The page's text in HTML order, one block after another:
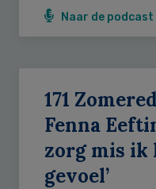
Naar de podcast
171
Fenna
zorg mis ik
gevoel’